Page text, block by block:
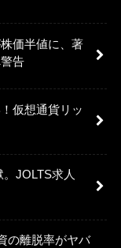
価半値に、著
告
仮想通貨リッ
。JOLTS求人
の離脱率がヤバ